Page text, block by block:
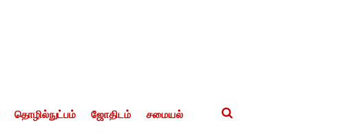
தொழில்நுட்பம் ஜோதிடம் சமையல்